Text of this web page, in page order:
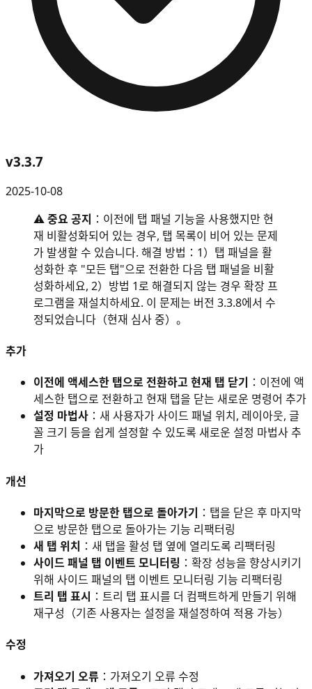
v3.3.7
2025-10-08
⚠️중요 공지 ：이전에 탭 패널 기능을 사용했지만 현
재 비활성화되어 있는 경우, 탭 목록이 비어 있는 문제
가 발생할 수 있습니다. 해결 방법：1）탭 패널을 활
성화한 후 "모든 탭"으로 전환한 다음 탭 패널을 비활
성화하세요, 2）방법 1로 해결되지 않는 경우 확장 프
로그램을 재설치하세요. 이 문제는 버전 3.3.8에서 수
정되었습니다（현재 심사 중）。
추가
이전에 액세스한 탭으로 전환하고 현재 탭 닫기 ：이전에 액
세스한 탭으로 전환하고 현재 탭을 닫는 새로운 명령어 추가
설정 마법사 ：새 사용자가 사이드 패널 위치, 레이아웃, 글
꼴 크기 등을 쉽게 설정할 수 있도록 새로운 설정 마법사 추
가
개선
마지막으로 방문한 탭으로 돌아가기 ：탭을 닫은 후 마지막
으로 방문한 탭으로 돌아가는 기능 리팩터링
새 탭 위치 ：새 탭을 활성 탭 옆에 열리도록 리팩터링
사이드 패널 탭 이벤트 모니터링 ：확장 성능을 향상시키기
위해 사이드 패널의 탭 이벤트 모니터링 기능 리팩터링
트리 탭 표시 ：트리 탭 표시를 더 컴팩트하게 만들기 위해
재구성（기존 사용자는 설정을 재설정하여 적용 가능）
수정
가져오기 오류 ：가져오기 오류 수정